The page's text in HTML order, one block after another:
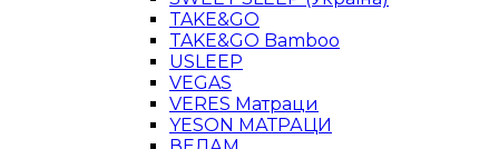
TAKE&GO
TAKE&GO Bamboo
USLEEP
VEGAS
VERES Матраци
YESON МАТРАЦИ